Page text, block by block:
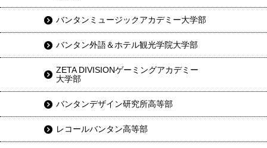
バンタンミュージックアカデミー大学部
バンタン外語＆ホテル観光学院大学部
ZETA DIVISIONゲーミングアカデミー
大学部
バンタンデザイン研究所高等部
レコールバンタン高等部